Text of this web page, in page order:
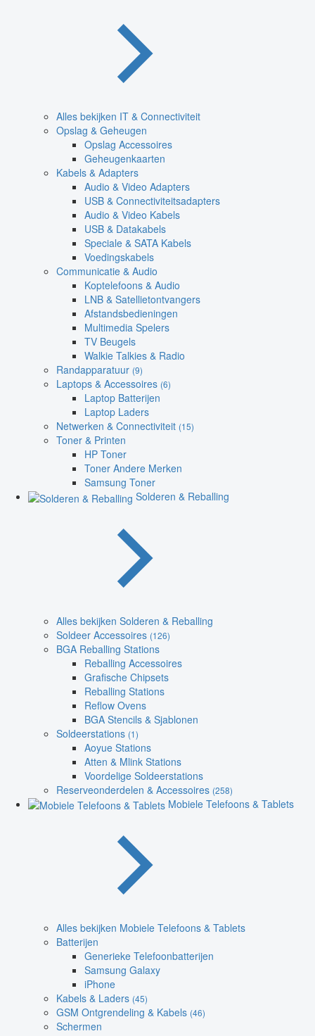
Alles bekijken IT & Connectiviteit
Opslag & Geheugen
Opslag Accessoires
Geheugenkaarten
Kabels & Adapters
Audio & Video Adapters
USB & Connectiviteitsadapters
Audio & Video Kabels
USB & Datakabels
Speciale & SATA Kabels
Voedingskabels
Communicatie & Audio
Koptelefoons & Audio
LNB & Satellietontvangers
Afstandsbedieningen
Multimedia Spelers
TV Beugels
Walkie Talkies & Radio
Randapparatuur (9)
Laptops & Accessoires (6)
Laptop Batterijen
Laptop Laders
Netwerken & Connectiviteit (15)
Toner & Printen
HP Toner
Toner Andere Merken
Samsung Toner
Solderen & Reballing
Alles bekijken Solderen & Reballing
Soldeer Accessoires (126)
BGA Reballing Stations
Reballing Accessoires
Grafische Chipsets
Reballing Stations
Reflow Ovens
BGA Stencils & Sjablonen
Soldeerstations (1)
Aoyue Stations
Atten & Mlink Stations
Voordelige Soldeerstations
Reserveonderdelen & Accessoires (258)
Mobiele Telefoons & Tablets
Alles bekijken Mobiele Telefoons & Tablets
Batterijen
Generieke Telefoonbatterijen
Samsung Galaxy
iPhone
Kabels & Laders (45)
GSM Ontgrendeling & Kabels (46)
Schermen